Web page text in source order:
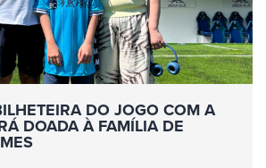
DO JOGO COM A
DOADA À FAMÍLIA DE